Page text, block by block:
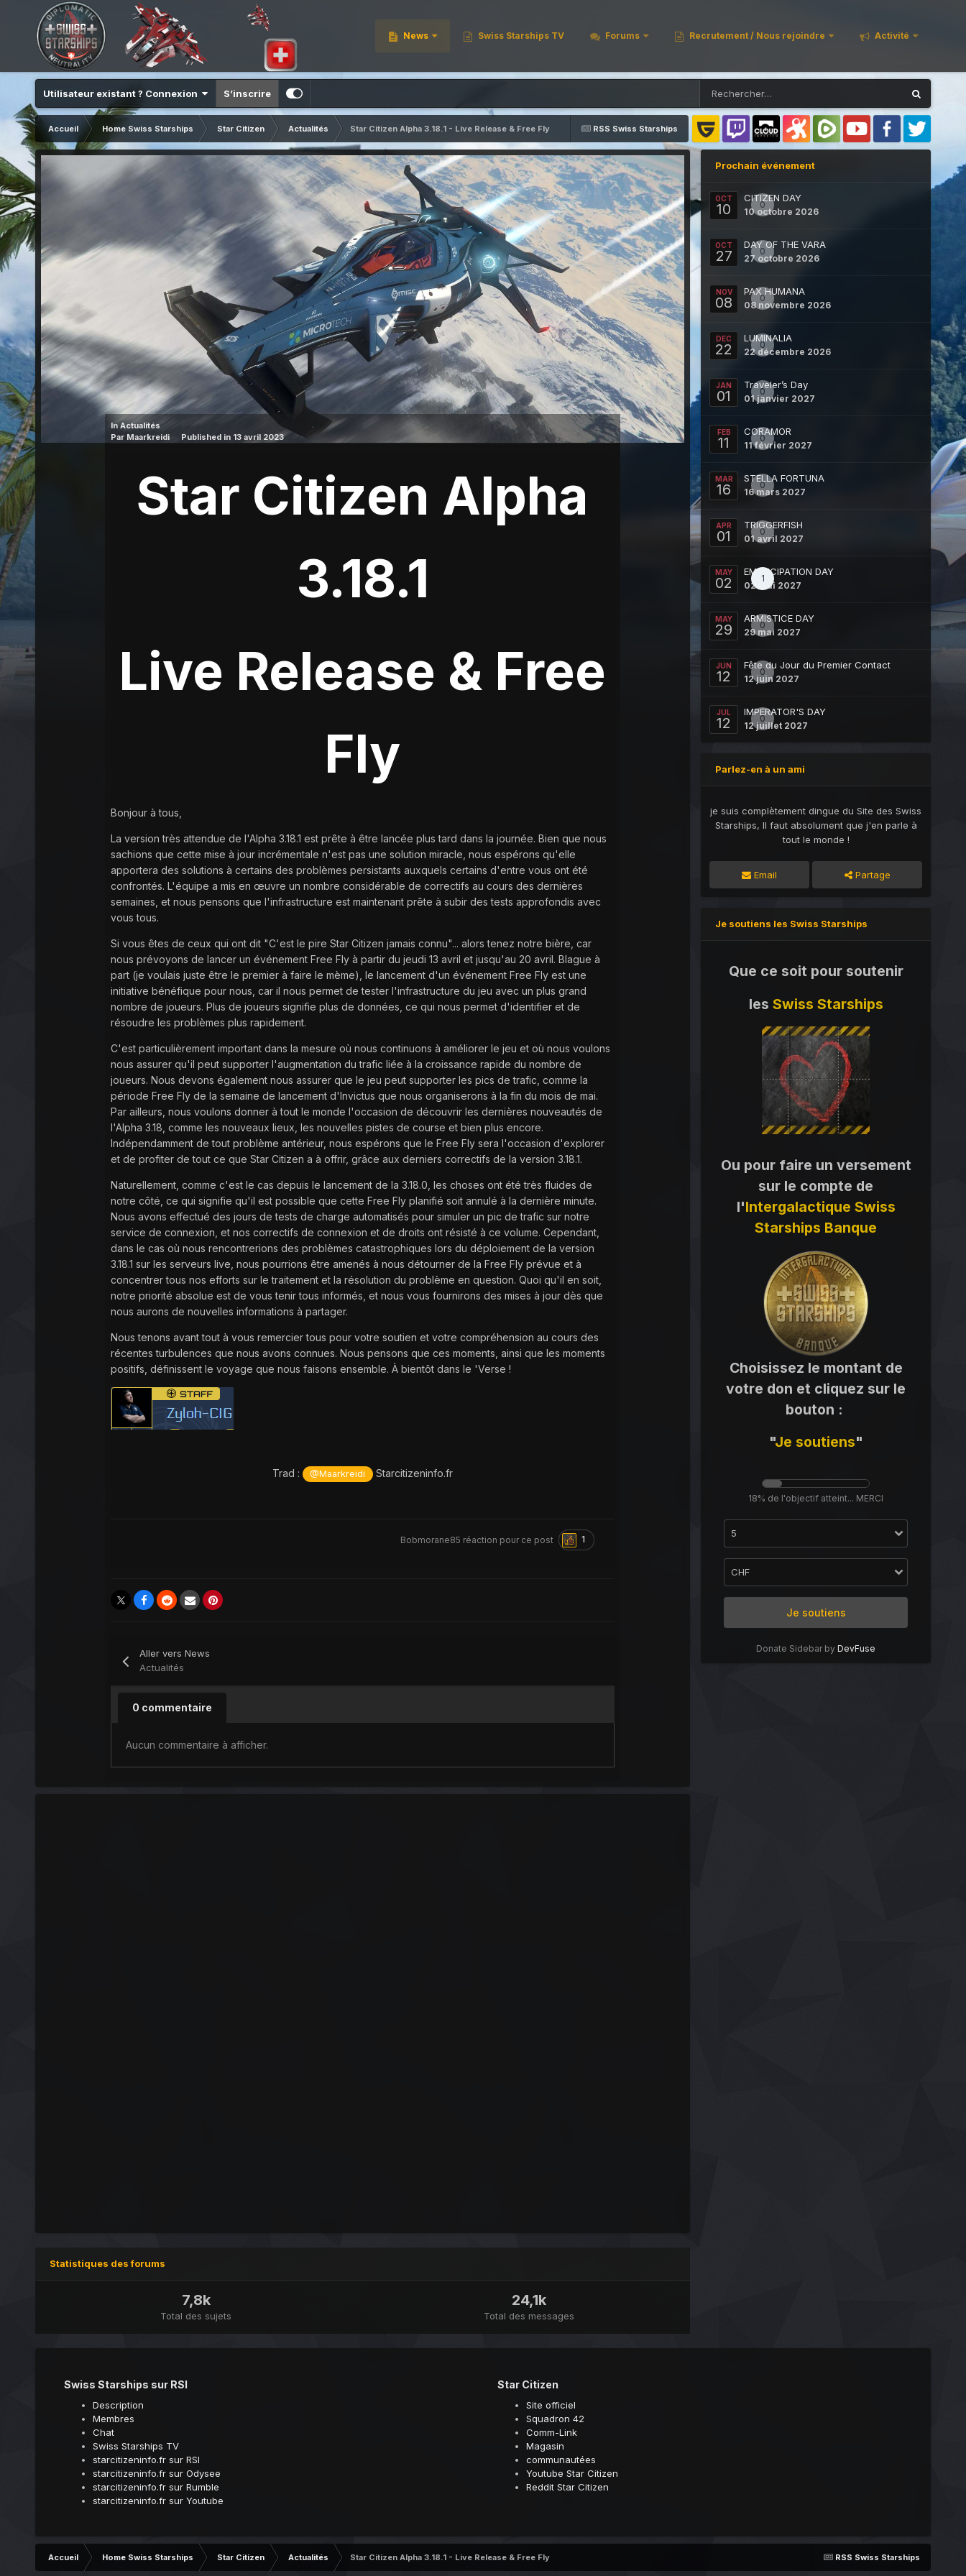
News Swiss Starships TV Forums Recrutement / Nous rejoindre Activité
Utilisateur existant ? Connexion S’inscrire
RSS Swiss Starships
Accueil Home Swiss Starships Star Citizen Actualités Star Citizen Alpha 3.18.1 - Live Release & Free Fly
InActualités
Par Maarkreidi Published in 13 avril 2023
Star Citizen Alpha
3.18.1
Live Release & Free
Fly
Bonjour à tous,
La version très attendue de l'Alpha 3.18.1 est prête à être lancée plus tard dans la journée. Bien que nous
sachions que cette mise à jour incrémentale n'est pas une solution miracle, nous espérons qu'elle
apportera des solutions à certains des problèmes persistants auxquels certains d'entre vous ont été
confrontés. L'équipe a mis en œuvre un nombre considérable de correctifs au cours des dernières
semaines, et nous pensons que l'infrastructure est maintenant prête à subir des tests approfondis avec
vous tous.
Si vous êtes de ceux qui ont dit "C'est le pire Star Citizen jamais connu"... alors tenez notre bière, car
nous prévoyons de lancer un événement Free Fly à partir du jeudi 13 avril et jusqu'au 20 avril. Blague à
part (je voulais juste être le premier à faire le mème), le lancement d'un événement Free Fly est une
initiative bénéfique pour nous, car il nous permet de tester l'infrastructure du jeu avec un plus grand
nombre de joueurs. Plus de joueurs signifie plus de données, ce qui nous permet d'identifier et de
résoudre les problèmes plus rapidement.
C'est particulièrement important dans la mesure où nous continuons à améliorer le jeu et où nous voulons
nous assurer qu'il peut supporter l'augmentation du trafic liée à la croissance rapide du nombre de
joueurs. Nous devons également nous assurer que le jeu peut supporter les pics de trafic, comme la
période Free Fly de la semaine de lancement d'Invictus que nous organiserons à la fin du mois de mai.
Par ailleurs, nous voulons donner à tout le monde l'occasion de découvrir les dernières nouveautés de
l'Alpha 3.18, comme les nouveaux lieux, les nouvelles pistes de course et bien plus encore.
Indépendamment de tout problème antérieur, nous espérons que le Free Fly sera l'occasion d'explorer
et de profiter de tout ce que Star Citizen a à offrir, grâce aux derniers correctifs de la version 3.18.1.
Naturellement, comme c'est le cas depuis le lancement de la 3.18.0, les choses ont été très fluides de
notre côté, ce qui signifie qu'il est possible que cette Free Fly planifié soit annulé à la dernière minute.
Nous avons effectué des jours de tests de charge automatisés pour simuler un pic de trafic sur notre
service de connexion, et nos correctifs de connexion et de droits ont résisté à ce volume. Cependant,
dans le cas où nous rencontrerions des problèmes catastrophiques lors du déploiement de la version
3.18.1 sur les serveurs live, nous pourrions être amenés à nous détourner de la Free Fly prévue et à
concentrer tous nos efforts sur le traitement et la résolution du problème en question. Quoi qu'il en soit,
notre priorité absolue est de vous tenir tous informés, et nous vous fournirons des mises à jour dès que
nous aurons de nouvelles informations à partager.
Nous tenons avant tout à vous remercier tous pour votre soutien et votre compréhension au cours des
récentes turbulences que nous avons connues. Nous pensons que ces moments, ainsi que les moments
positifs, définissent le voyage que nous faisons ensemble. À bientôt dans le 'Verse !
Trad : @Maarkreidi Starcitizeninfo.fr
Bobmorane85 réaction pour ce post 1
Aller vers News
Actualités
0 commentaire
Aucun commentaire à afficher.
Statistiques des forums
7,8k
Total des sujets
24,1k
Total des messages
Prochain événement
OCT
10 0
CITIZEN DAY
10 octobre 2026
OCT
27 0
DAY OF THE VARA
27 octobre 2026
NOV
08 0
PAX HUMANA
08 novembre 2026
DEC
22 0
LUMINALIA
22 décembre 2026
JAN
01 0
Traveler’s Day
01 janvier 2027
FEB
11 0
CORAMOR
11 février 2027
MAR
16 0
STELLA FORTUNA
16 mars 2027
APR
01 0
TRIGGERFISH
01 avril 2027
MAY
02 1
EMANCIPATION DAY
02 mai 2027
MAY
29 0
ARMISTICE DAY
29 mai 2027
JUN
12 0
Fête du Jour du Premier Contact
12 juin 2027
JUL
12 0
IMPERATOR'S DAY
12 juillet 2027
Parlez-en à un ami
je suis complètement dingue du Site des Swiss
Starships, Il faut absolument que j'en parle à
tout le monde !
Email Partage
Je soutiens les Swiss Starships
Que ce soit pour soutenir
les Swiss Starships
Ou pour faire un versement
sur le compte de
l'Intergalactique Swiss
Starships Banque
Choisissez le montant de
votre don et cliquez sur le
bouton :
"Je soutiens"
18% de l'objectif atteint... MERCI
Je soutiens
Donate Sidebar byDevFuse
Swiss Starships sur RSI
Description
Membres
Chat
Swiss Starships TV
starcitizeninfo.fr sur RSI
starcitizeninfo.fr sur Odysee
starcitizeninfo.fr sur Rumble
starcitizeninfo.fr sur Youtube
Star Citizen
Site officiel
Squadron 42
Comm-Link
Magasin
communautées
Youtube Star Citizen
Reddit Star Citizen
RSS Swiss Starships
Accueil Home Swiss Starships Star Citizen Actualités Star Citizen Alpha 3.18.1 - Live Release & Free Fly